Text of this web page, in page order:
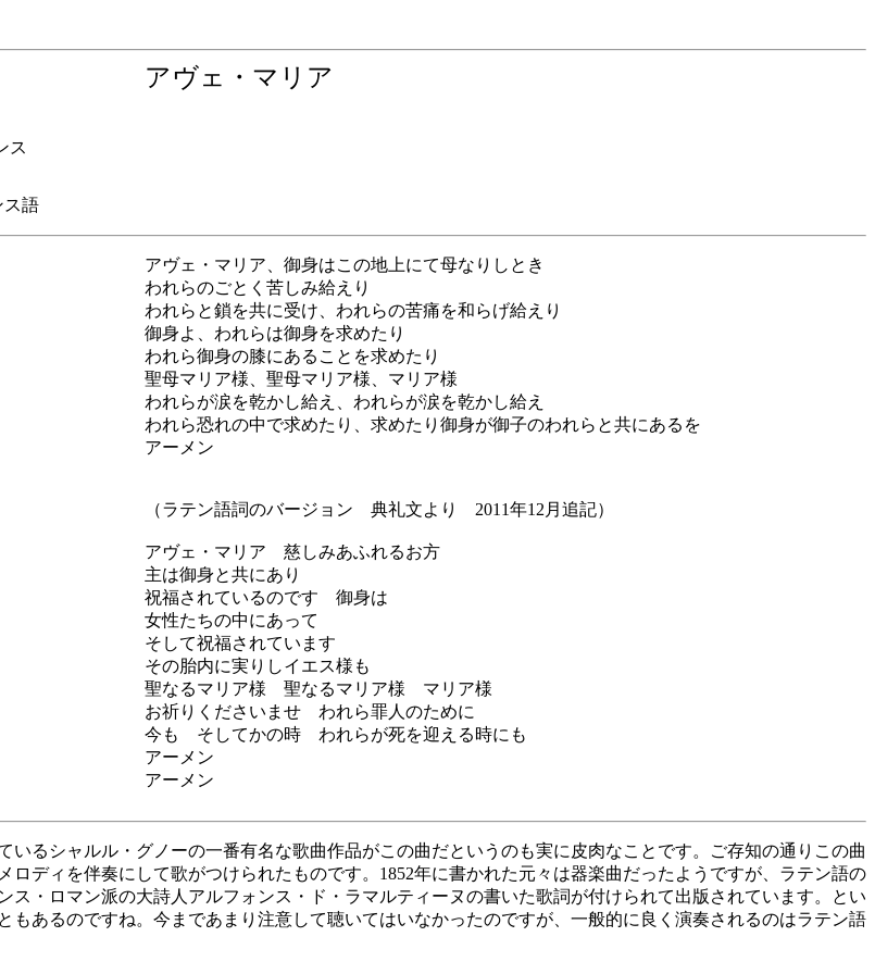
アヴェ・マリア
ス
語
アヴェ・マリア、御身はこの地上にて母なりしとき
われらのごとく苦しみ給えり
われらと鎖を共に受け、われらの苦痛を和らげ給えり
御身よ、われらは御身を求めたり
われら御身の膝にあることを求めたり
聖母マリア様、聖母マリア様、マリア様
われらが涙を乾かし給え、われらが涙を乾かし給え
われら恐れの中で求めたり、求めたり御身が御子のわれらと共にあるを
アーメン
（ラテン語詞のバージョン 典礼文より 2011年12月追記）
アヴェ・マリア 慈しみあふれるお方
主は御身と共にあり
祝福されているのです 御身は
女性たちの中にあって
そして祝福されています
その胎内に実りしイエス様も
聖なるマリア様 聖なるマリア様 マリア様
お祈りくださいませ われら罪人のために
今も そしてかの時 われらが死を迎える時にも
アーメン
アーメン
るシャルル・グノーの一番有名な歌曲作品がこの曲だというのも実に皮肉なことです。ご存知の通りこの曲
ディを伴奏にして歌がつけられたものです。1852年に書かれた元々は器楽曲だったようですが、ラテン語の
・ロマン派の大詩人アルフォンス・ド・ラマルティーヌの書いた歌詞が付けられて出版されています。とい
あるのですね。今まであまり注意して聴いてはいなかったのですが、一般的に良く演奏されるのはラテン語